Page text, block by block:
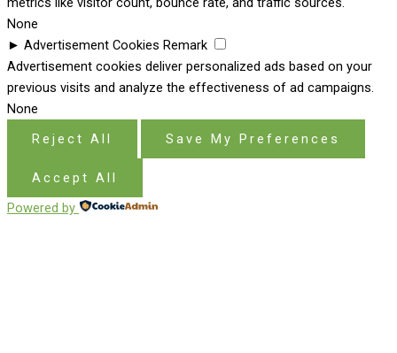
None
► Advertisement Cookies Remark
Advertisement cookies deliver personalized ads based on your
previous visits and analyze the effectiveness of ad campaigns.
None
Reject All
Save My Preferences
Accept All
Powered by